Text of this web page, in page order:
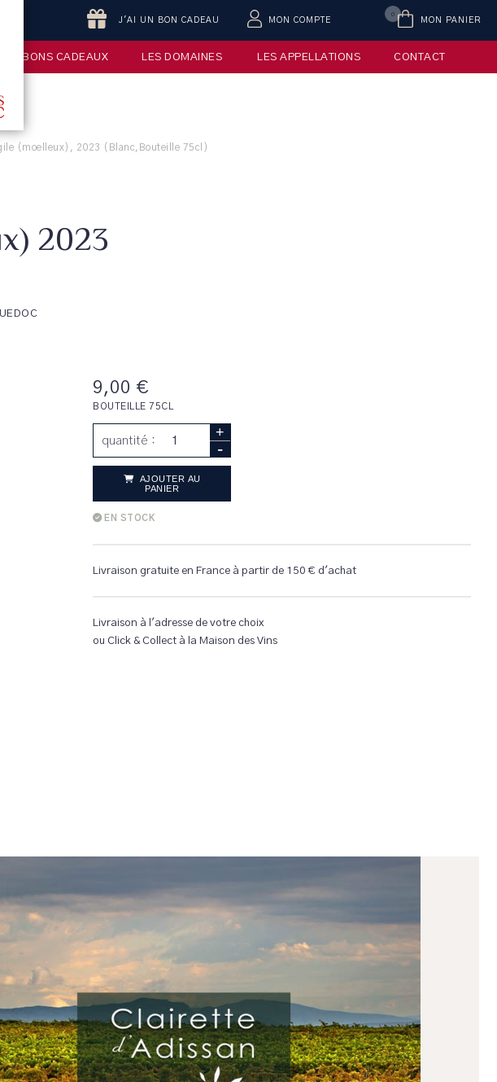
J'AI UN BON CADEAU MON COMPTE MON PANIER
0
BONS CADEAUX LES DOMAINES LES APPELLATIONS CONTACT
(moelleux), 2023 (Blanc,Bouteille 75cl)
2023
9,00 €
BOUTEILLE 75CL
quantité : +
-
AJOUTER AU
PANIER
EN STOCK
Livraison gratuite en France à partir de 150 € d'achat
Livraison à l'adresse de votre choix
ou Click & Collect à la Maison des Vins